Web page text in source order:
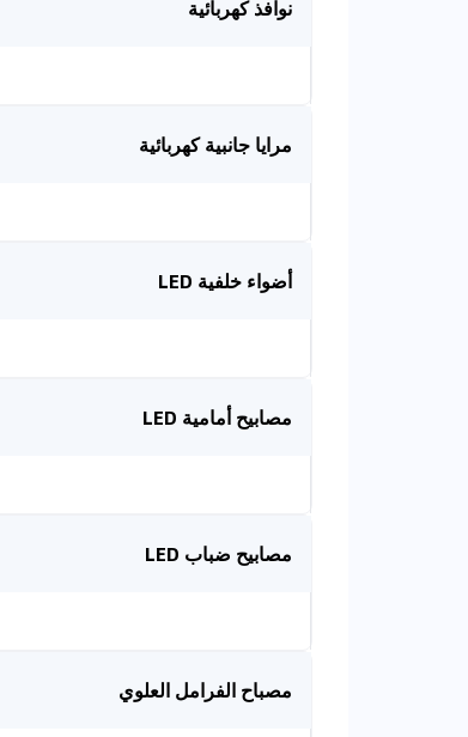
نوافذ كهربائية
مرايا جانبية كهربائية
أضواء خلفية LED
مصابيح أمامية LED
مصابيح ضباب LED
مصباح الفرامل العلوي